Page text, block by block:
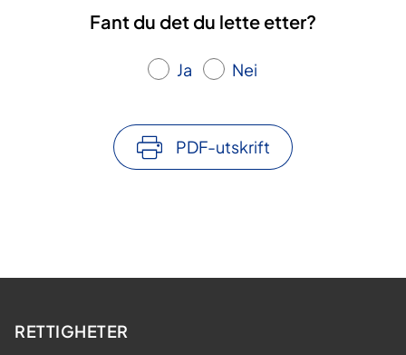
æ
r
n
e
s
i
i
l
s
i
e
i
l
i
e
Fant du det du lette etter?
Ja Nei
PDF-utskrift
RETTIGHETER